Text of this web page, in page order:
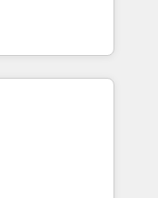
including a
on ROI and
that sets your
your
que la
web,
! C'est
capables de
et le pilotage
données. 🚀